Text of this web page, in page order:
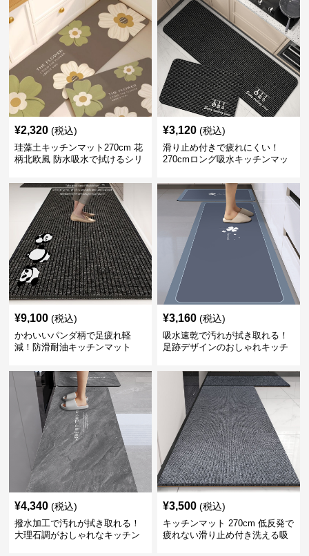
¥2,320 (税込)
珪藻土キッチンマット270cm 花
柄北欧風 防水吸水で拭けるシリ
¥3,120 (税込)
滑り止め付きで疲れにくい！
270cmロング吸水キッチンマッ
¥9,100 (税込)
かわいいパンダ柄で足疲れ軽
減！防滑耐油キッチンマット
¥3,160 (税込)
吸水速乾で汚れが拭き取れる！
足跡デザインのおしゃれキッチ
¥4,340 (税込)
撥水加工で汚れが拭き取れる！
大理石調がおしゃれなキッチン
¥3,500 (税込)
キッチンマット 270cm 低反発で
疲れない滑り止め付き洗える吸